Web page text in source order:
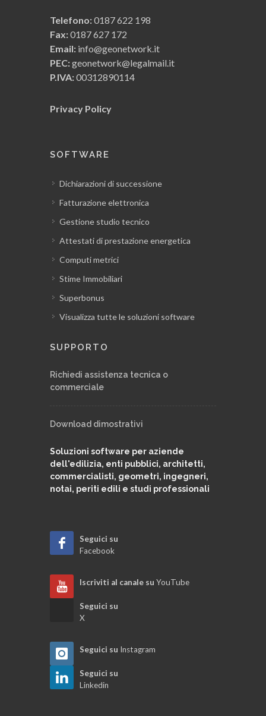
Telefono:0187 622 198
Fax:0187 627 172
Email: info@geonetwork.it
PEC:geonetwork@legalmail.it
P.IVA:00312890114
Privacy Policy
SOFTWARE
Dichiarazioni di successione
Fatturazione elettronica
Gestione studio tecnico
Attestati di prestazione energetica
Computi metrici
Stime Immobiliari
Superbonus
Visualizza tutte le soluzioni software
SUPPORTO
Richiedi assistenza tecnica o
commerciale
Download dimostrativi
Soluzioni software per aziende
dell'edilizia, enti pubblici, architetti,
commercialisti, geometri, ingegneri,
notai, periti edili e studi professionali
Seguici su
Facebook
Iscriviti al canale su YouTube
Seguici su
X
Seguici su Instagram
Seguici su
Linkedin